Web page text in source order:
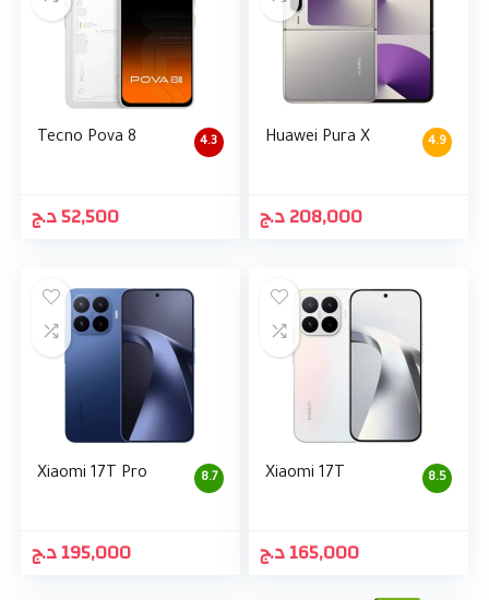
4.3
Tecno Pova 8
52,500د.ج
4.9
Huawei Pura X
208,000د.ج
8.7
Xiaomi 17T Pro
195,000د.ج
8.5
Xiaomi 17T
165,000د.ج